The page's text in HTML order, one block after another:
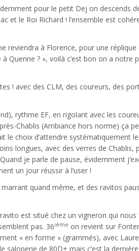
pour le petit Dej on descends
et le Roi Richard ! l’ensemble est
reviendra à Florence, pour une réplique
Quenne ? », voilà c’est bon on a notre
! avec des CLM, des coureurs, des
rythme EF, en rigolant avec les
Chablis (Ambiance hors norme) ça
le choix d’attendre systématiquement le
longues, avec des verres de Chablis,
je parle de pause, évidemment
un jour réussir à l’user !
quand même, et des ravitos
est situé chez un vigneron qui
pas. 36ième on revient sur
« en forme » (grammés), avec
saloperie de 80D+ mais c’est la dernière